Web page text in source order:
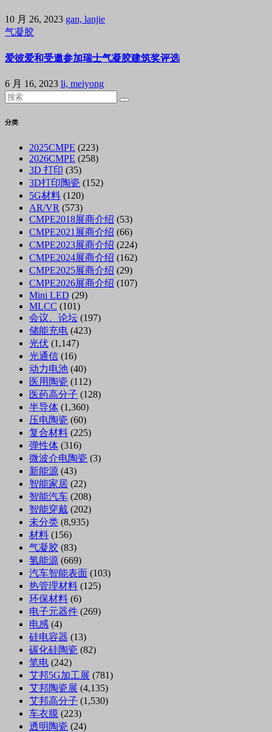
10 月 26, 2023 gan, lanjie
气凝胶
爱彼爱和受邀参加瑞士气凝胶建筑奖评选
6 月 16, 2023 li, meiyong
分类
2025CMPE (223)
2026CMPE (258)
3D 打印 (35)
3D打印陶瓷 (152)
5G材料 (120)
AR/VR (573)
CMPE2018展商介绍 (53)
CMPE2021展商介绍 (66)
CMPE2023展商介绍 (224)
CMPE2024展商介绍 (162)
CMPE2025展商介绍 (29)
CMPE2026展商介绍 (107)
Mini LED (29)
MLCC (101)
会议、论坛 (197)
储能充电 (423)
光伏 (1,147)
光通信 (16)
动力电池 (40)
医用陶瓷 (112)
医药高分子 (128)
半导体 (1,360)
压电陶瓷 (60)
复合材料 (225)
弹性体 (316)
微波介电陶瓷 (3)
新能源 (43)
智能家居 (22)
智能汽车 (208)
智能穿戴 (202)
未分类 (8,935)
材料 (156)
气凝胶 (83)
氢能源 (669)
汽车智能表面 (103)
热管理材料 (125)
环保材料 (6)
电子元器件 (269)
电感 (4)
硅电容器 (13)
碳化硅陶瓷 (82)
笔电 (242)
艾邦5G加工展 (781)
艾邦陶瓷展 (4,135)
艾邦高分子 (1,530)
车衣膜 (223)
透明陶瓷 (24)